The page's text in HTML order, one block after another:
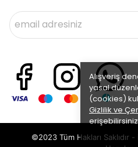
Alışveriş
yasal
(cookies)
Gizlilik ve
©2023 Tüm Hakları Saklıdır